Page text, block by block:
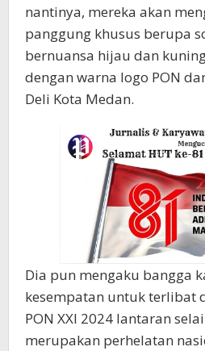
nantinya, mereka akan
panggung khusus berupa
bernuansa hijau dan
dengan warna logo PON
Deli Kota Medan.
Dia pun mengaku bangga
kesempatan untuk terlibat
PON XXI 2024 lantaran
merupakan perhelatan